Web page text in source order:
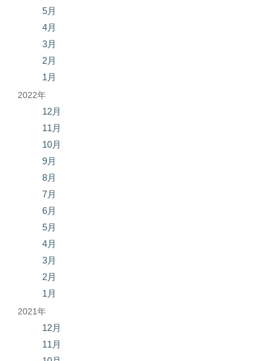
5月
4月
3月
2月
1月
2022年
12月
11月
10月
9月
8月
7月
6月
5月
4月
3月
2月
1月
2021年
12月
11月